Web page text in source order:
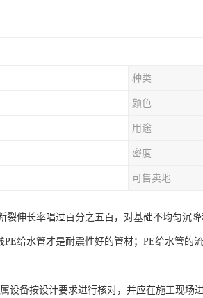
种类
颜色
用途
密度
可售卖地
裂伸长率唱过百分之五百，对基础不均匀沉
给水管才是耐震性好的管材；PE给水管的
设备按设计要求进行核对，并应在施工现场